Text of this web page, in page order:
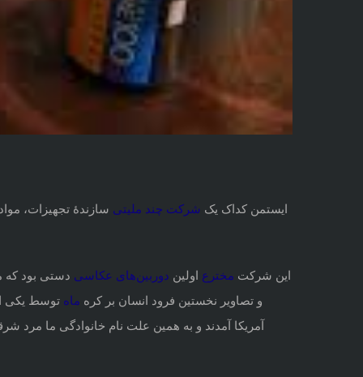
ایستمن کداک یک شرکت چند ملیتی سازندهٔ تجهیزات،
این شرکت مختر ع اولین دوربین‌های عکاسی دستی بود که
و تصاویر نخستین فرود انسان بر کره ماه توسط یکی
آمریکا آمدند و به همین علت نام خانوادگی ما